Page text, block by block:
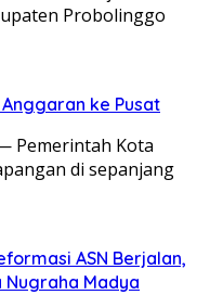
Probolinggo
ke Pusat
— Pemerintah Kota
di sepanjang
ASN Berjalan,
Nugraha Madya